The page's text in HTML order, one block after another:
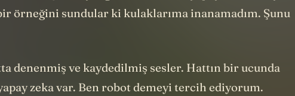
örneğini sundular ki kulaklarıma inanamadım. Şunu
denenmiş ve kaydedilmiş sesler. Hattın bir ucunda
zeka var. Ben robot demeyi tercih ediyorum.